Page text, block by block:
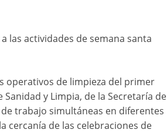
las actividades de semana santa
operativos de limpieza del primer
y Limpia, de la Secretaría de
trabajo simultáneas en diferentes
cercanía de las celebraciones de